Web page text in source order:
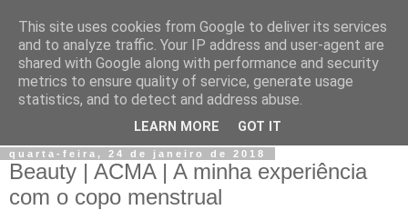
Jiji
Fotografia, devaneios, moda, teatro, e tudo o que eu possa
quarta-feira, 24 de janeiro de 2018
Beauty | ACMA | A minha experiência
com o copo menstrual
This site uses cookies from Google to deliver its services
and to analyze traffic. Your IP address and user-agent are
shared with Google along with performance and security
metrics to ensure quality of service, generate usage
statistics, and to detect and address abuse.
LEARN MORE GOT IT